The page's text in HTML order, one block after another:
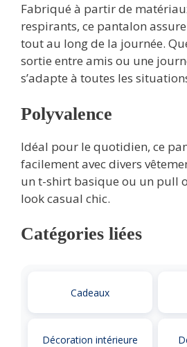
Fabriqué à partir de
respirants, ce pantalon
tout au long de la journée.
sortie entre amis ou une
s’adapte à toutes les
Polyvalence
Idéal pour le quotidien, ce
facilement avec divers
un t-shirt basique ou un pull
look casual chic.
Catégories liées
Cadeaux
Décoration intérieure